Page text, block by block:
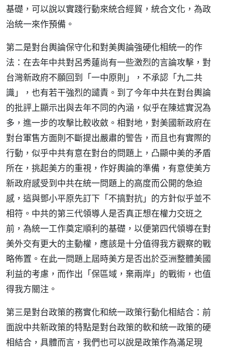
基礎，可以說以實踐行動來統合經貿，統合文化，為政
治統一來作預備。
第二是對台輿論保守化和對美輿論強硬化相統一的作
法：在去年中共對呂秀蓮尚有一些激烈的言論攻擊，對
台灣新政府不願回到「一中原則」，不承認「九二共
識」，也有若干強烈的譴責。到了今年中共在對台輿論
的批評上顯示出與去年不同的內涵，似乎在陳述實況為
多，進一步的攻擊比較收斂。相對地，對美國新政府在
對台軍售方面則不斷提出嚴肅的警告，而且也有實際的
行動，似乎中共有意在對台的問題上，凸顯中美的矛盾
所在，挑起美方的重視，作好輿論的準備，有意使美方
新政府感受到中共在統一問題上的高度而公開的急迫
感，這與鄧小平原先訂下「不搞對抗」的方針似乎並不
相符。中共的第三代領導人是否真正想在權力交班之
前，為統一工作奠定順利的基礎，以便第四代領導在對
美外交有更大的主動權，應該是十分值得我方觀察的戰
略佈置。在此一問題上屆時美方是否出於亞洲整體美國
利益的考慮，而作出「保區域，棄兩岸」的戰術，也值
得我方關注。
第三是對台政策的務實化和統一政策行動化相結合：前
面說中共新政策的特點是對台政策的軟和統一政策的硬
相結合，具體而言，我們也可以說是政策作為滿足現